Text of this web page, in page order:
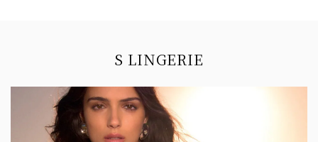
S LINGERIE